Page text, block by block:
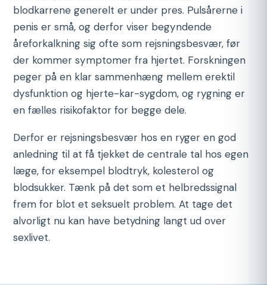
blodkarrene generelt er under pres. Pulsårerne i
penis er små, og derfor viser begyndende
åreforkalkning sig ofte som rejsningsbesvær, før
der kommer symptomer fra hjertet. Forskningen
peger på en klar sammenhæng mellem erektil
dysfunktion og hjerte-kar-sygdom, og rygning er
en fælles risikofaktor for begge dele.
Derfor er rejsningsbesvær hos en ryger en god
anledning til at få tjekket de centrale tal hos egen
læge, for eksempel blodtryk, kolesterol og
blodsukker. Tænk på det som et helbredssignal
frem for blot et seksuelt problem. At tage det
alvorligt nu kan have betydning langt ud over
sexlivet.